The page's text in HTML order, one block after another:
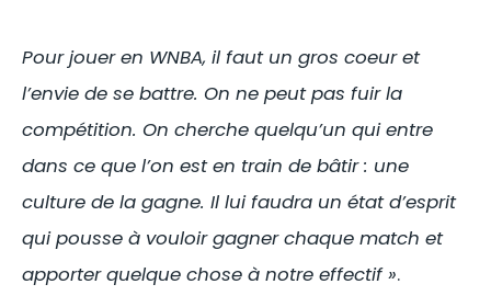
Pour jouer en WNBA, il faut un gros coeur et
l’envie de se battre. On ne peut pas fuir la
compétition. On cherche quelqu’un qui entre
dans ce que l’on est en train de bâtir : une
culture de la gagne. Il lui faudra un état d’esprit
qui pousse à vouloir gagner chaque match et
apporter quelque chose à notre effectif ».